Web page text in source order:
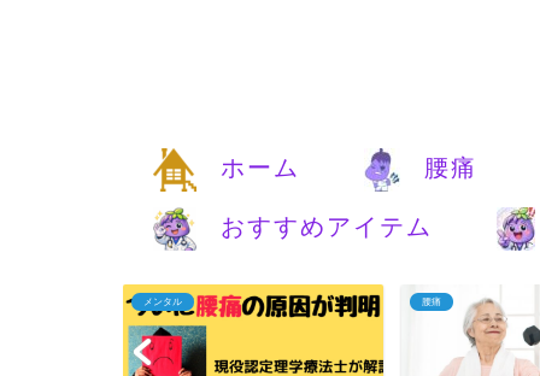
ホーム 腰痛
おすすめアイテム
メンタル 腰痛